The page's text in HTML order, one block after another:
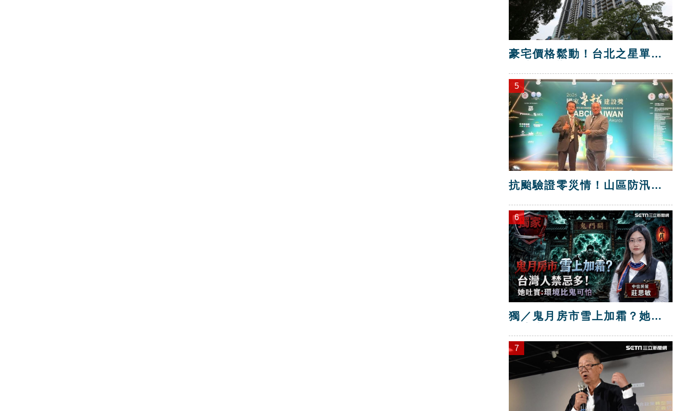
豪宅價格鬆動！台北之星單坪
5
抗颱驗證零災情！山區防汛工
6
獨／鬼月房市雪上加霜？她：
7